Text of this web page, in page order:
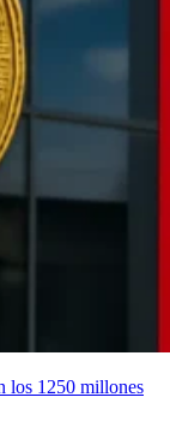
los 1250 millones